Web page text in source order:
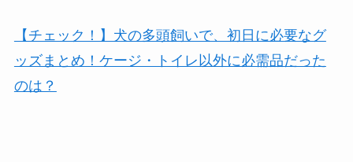
【チェック！】犬の多頭飼いで、初日に必要なグ
ッズまとめ！ケージ・トイレ以外に必需品だった
のは？